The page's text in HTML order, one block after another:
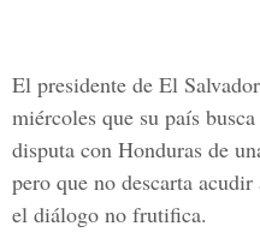
El presidente de El
miércoles que su país
disputa con Honduras de
pero que no descarta
el diálogo no frutifica.